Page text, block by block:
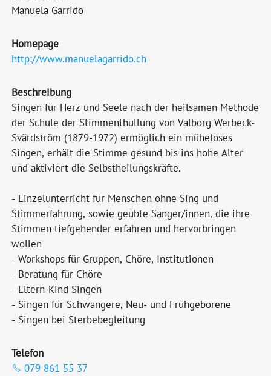
Manuela Garrido
Homepage
http://www.manuelagarrido.ch
Beschreibung
Singen für Herz und Seele nach der heilsamen Methode
der Schule der Stimmenthüllung von Valborg Werbeck-
Svärdström (1879-1972) ermöglich ein müheloses
Singen, erhält die Stimme gesund bis ins hohe Alter
und aktiviert die Selbstheilungskräfte.
- Einzelunterricht für Menschen ohne Sing und
Stimmerfahrung, sowie geübte Sänger/innen, die ihre
Stimmen tiefgehender erfahren und hervorbringen
wollen
- Workshops für Gruppen, Chöre, Institutionen
- Beratung für Chöre
- Eltern-Kind Singen
- Singen für Schwangere, Neu- und Frühgeborene
- Singen bei Sterbebegleitung
Telefon
079 861 55 37